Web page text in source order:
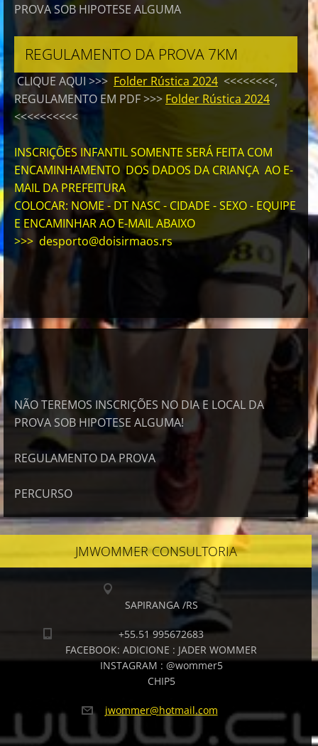
PROVA SOB HIPOTESE ALGUMA
REGULAMENTO DA PROVA 7KM
CLIQUE AQUI >>> Folder Rústica 2024 <<<<<<<<,
REGULAMENTO EM PDF >>> Folder Rústica 2024
<<<<<<<<<<
INSCRIÇÕES INFANTIL SOMENTE SERÁ FEITA COM
ENCAMINHAMENTO DOS DADOS DA CRIANÇA AO E-
MAIL DA PREFEITURA
COLOCAR: NOME - DT NASC - CIDADE - SEXO - EQUIPE
E ENCAMINHAR AO E-MAIL ABAIXO
>>> desporto@doisirmaos.rs
NÃO TEREMOS INSCRIÇÕES NO DIA E LOCAL DA
PROVA SOB HIPOTESE ALGUMA!
REGULAMENTO DA PROVA
PERCURSO
JMWOMMER CONSULTORIA
SAPIRANGA /RS
+55.51 995672683
FACEBOOK: ADICIONE : JADER WOMMER
INSTAGRAM : @wommer5
CHIP5
jwommer@hotmail.com